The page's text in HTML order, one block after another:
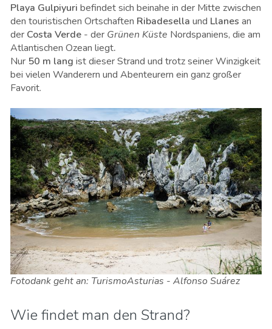
Playa Gulpiyuri befindet sich beinahe in der Mitte zwischen
den touristischen Ortschaften Ribadesella und Llanes an
der Costa Verde - der Grünen Küste Nordspaniens, die am
Atlantischen Ozean liegt.
Nur 50 m lang ist dieser Strand und trotz seiner Winzigkeit
bei vielen Wanderern und Abenteurern ein ganz großer
Favorit.
Fotodank geht an: TurismoAsturias - Alfonso Suárez
Wie findet man den Strand?